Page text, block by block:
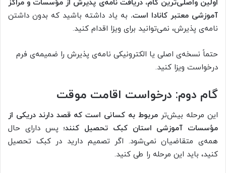
اولین واصلی‌ترین گام، دریافت نامه‌ی پذیرش از مؤسسات و مراکز
آموزشی معتبر کانادا است. به‌ یاد داشته باشید که بدون داشتن
نامه‌ی پذیرش، نمی‌توانید برای ویزا اقدام کنید.
حتماً نسخه‌ی اصلی یا الکترونیکی نامه‌ی پذیرش را ضمیمه‌ی فرم
درخواست ویزا کنید.
گام دوم: درخواست اقامت موقت
این مرحله بیش‌تر مربوط به کسانی است که قصد دارند دریکی از
مؤسسات آموزشی استان کبک تحصیل کنند؛ پس دارای حال
همه‌ی متقاضیان نمی‌شود. اگر تصمیم دارید در کبک تحصیل
کنید، باید این مرحله را طی کنید.